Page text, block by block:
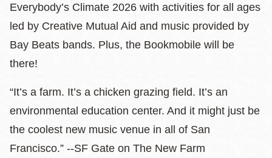
Everybody’s Climate 2026 with activities for all ages
led by Creative Mutual Aid and music provided by
Bay Beats bands. Plus, the Bookmobile will be
there!
“It’s a farm. It’s a chicken grazing field. It’s an
environmental education center. And it might just be
the coolest new music venue in all of San
Francisco.” --SF Gate on The New Farm